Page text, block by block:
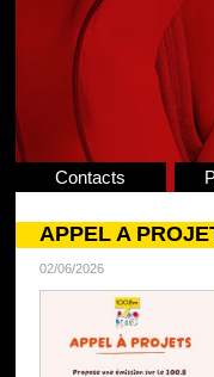
Contacts
APPEL A
02/06/2026